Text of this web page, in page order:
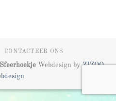
CONTACTEER ONS
Webdesign byZIZOO